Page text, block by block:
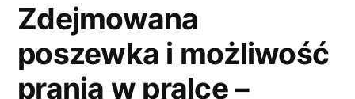
Zdejmowana
poszewka i możliwość
prania w pralce –